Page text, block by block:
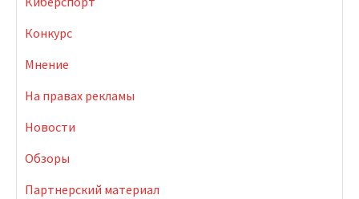
Конкурс
Мнение
На правах рекламы
Новости
Обзоры
Партнерский материал